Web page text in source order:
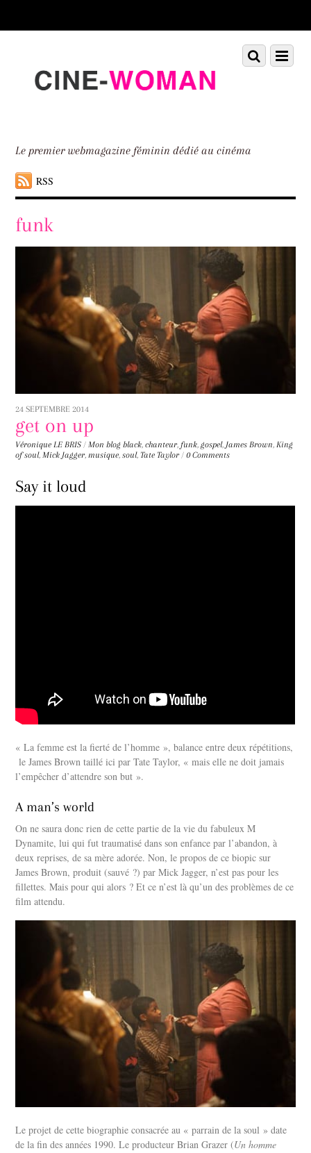
down
Le premier webmagazine féminin dédié au cinéma
RSS
Menu
Scroll
down
funk
24 SEPTEMBRE 2014
get on up
Véronique LE BRIS / Mon blog black,chanteur, funk,gospel, James Brown, King
of soul, Mick Jagger, musique,soul,Tate Taylor / 0 Comments
Say it loud
« La femme est la fierté de l’homme », balance entre deux répétitions,
le James Brown taillé ici par Tate Taylor, « mais elle ne doit jamais
l’empêcher d’attendre son but ».
A man’s world
On ne saura donc rien de cette partie de la vie du fabuleux M
Dynamite, lui qui fut traumatisé dans son enfance par l’abandon, à
deux reprises, de sa mère adorée. Non, le propos de ce biopic sur
James Brown, produit (sauvé ?) par Mick Jagger, n’est pas pour les
fillettes. Mais pour qui alors ? Et ce n’est là qu’un des problèmes de ce
film attendu.
Le projet de cette biographie consacrée au « parrain de la soul » date
de la fin des années 1990. Le producteur Brian Grazer (Un homme